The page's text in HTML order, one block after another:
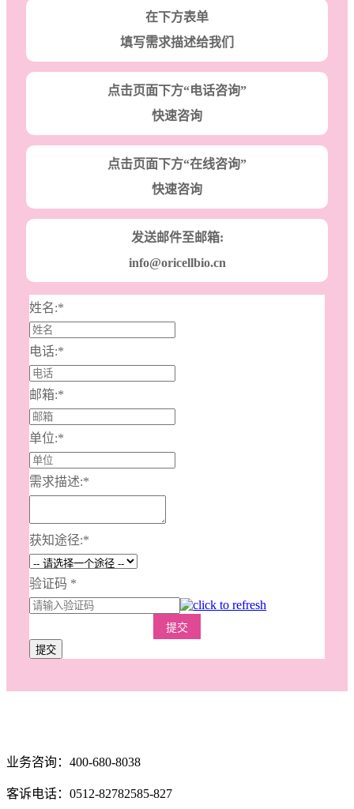
在下方表单
填写需求描述给我们
点击页面下方“电话咨询”
快速咨询
点击页面下方“在线咨询”
快速咨询
发送邮件至邮箱:
info@oricellbio.cn
姓名:*
电话:*
邮箱:*
单位:*
需求描述:*
获知途径:*
验证码 *
提交
提交
业务咨询：400-680-8038
客诉电话：0512-82782585-827